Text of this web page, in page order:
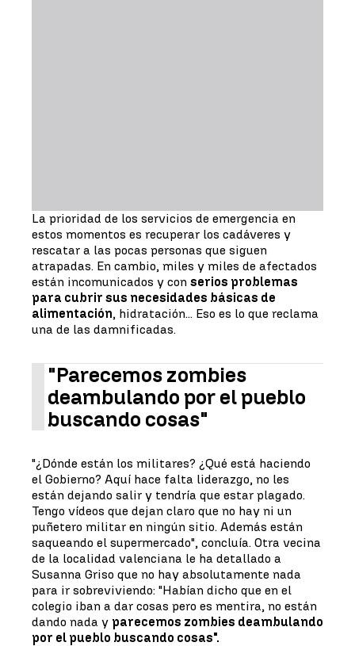
La prioridad de los servicios de emergencia en
estos momentos es recuperar los cadáveres y
rescatar a las pocas personas que siguen
atrapadas. En cambio, miles y miles de afectados
están incomunicados y con serios problemas
para cubrir sus necesidades básicas de
alimentación, hidratación... Eso es lo que reclama
una de las damnificadas.
"Parecemos zombies
deambulando por el pueblo
buscando cosas"
"¿Dónde están los militares? ¿Qué está haciendo
el Gobierno? Aquí hace falta liderazgo, no les
están dejando salir y tendría que estar plagado.
Tengo vídeos que dejan claro que no hay ni un
puñetero militar en ningún sitio. Además están
saqueando el supermercado", concluía. Otra vecina
de la localidad valenciana le ha detallado a
Susanna Griso que no hay absolutamente nada
para ir sobreviviendo: "Habían dicho que en el
colegio iban a dar cosas pero es mentira, no están
dando nada y parecemos zombies deambulando
por el pueblo buscando cosas".